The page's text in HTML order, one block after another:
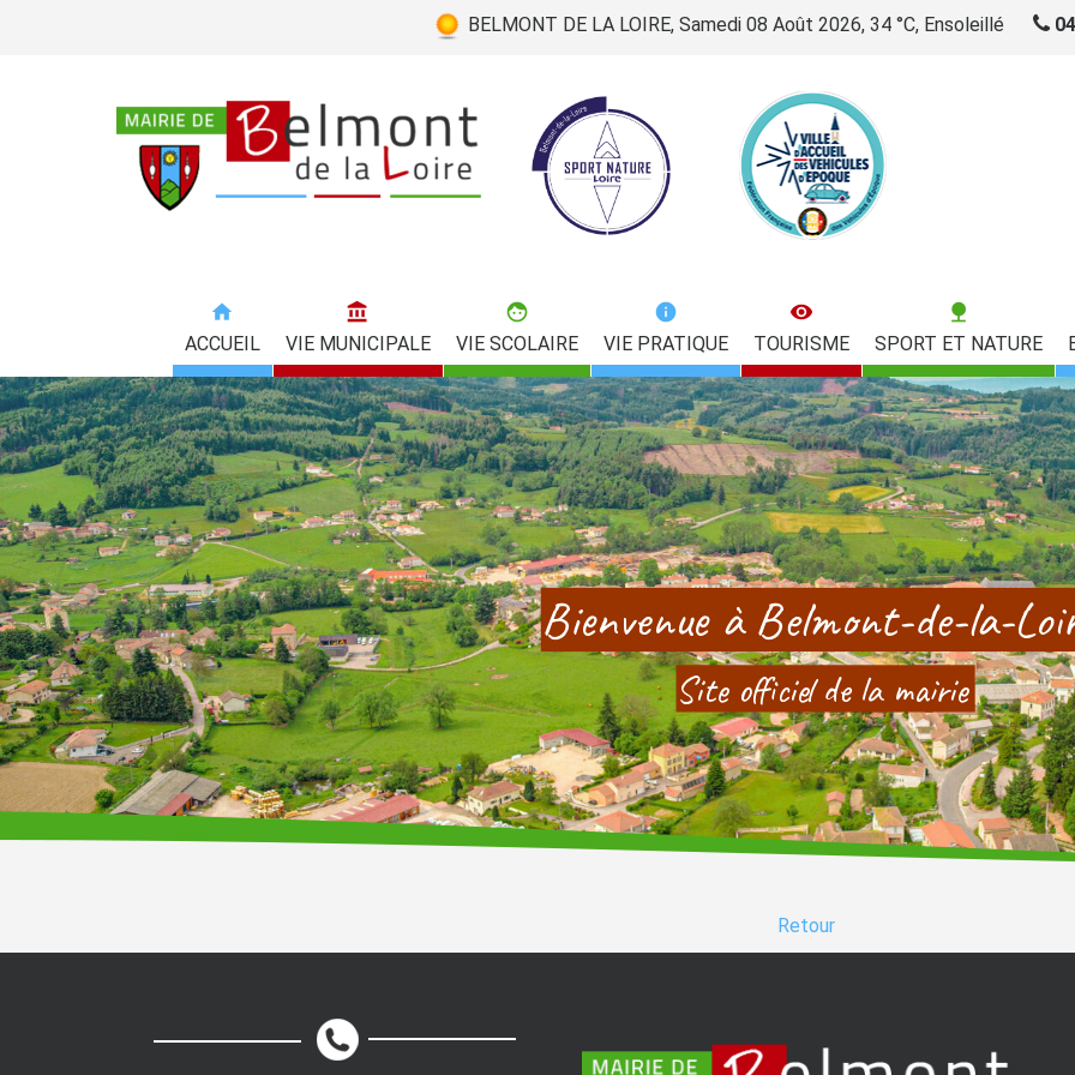
BELMONT DE LA LOIRE, Samedi 08 Août 2026, 34 °C, Ensoleillé
ACCUEIL VIE MUNICIPALE VIE SCOLAIRE VIE PRATIQUE TOURISME SPORT ET NATURE
Bienvenue à Belmont-de-la-
Site officiel de la mairie
Retour